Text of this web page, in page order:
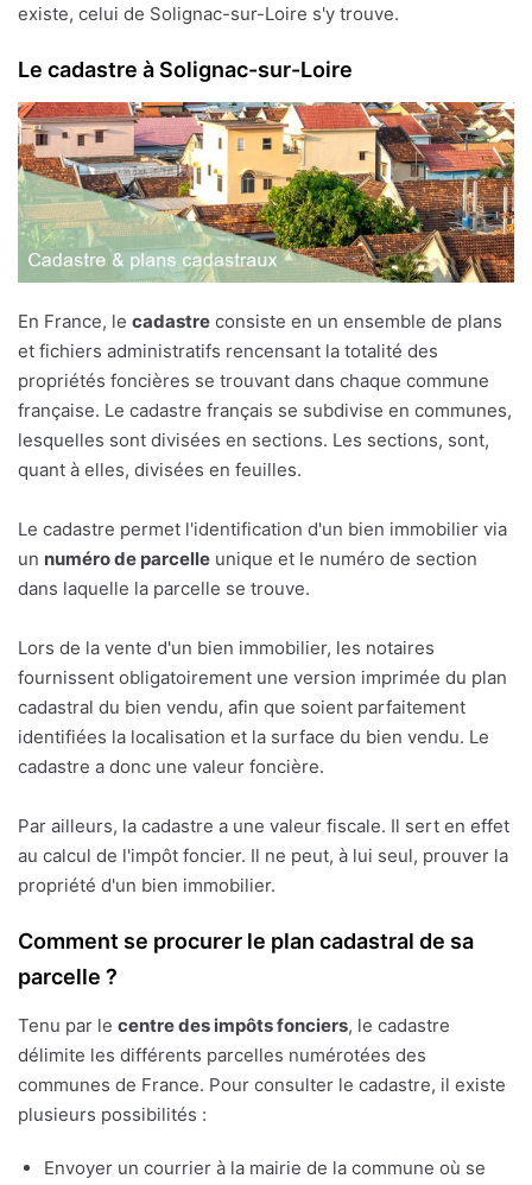
existe, celui de Solignac-sur-Loire s'y trouve.
Le cadastre à Solignac-sur-Loire
En France, le cadastre consiste en un ensemble de plans
et fichiers administratifs rencensant la totalité des
propriétés foncières se trouvant dans chaque commune
française. Le cadastre français se subdivise en communes,
lesquelles sont divisées en sections. Les sections, sont,
quant à elles, divisées en feuilles.
Le cadastre permet l'identification d'un bien immobilier via
un numéro de parcelle unique et le numéro de section
dans laquelle la parcelle se trouve.
Lors de la vente d'un bien immobilier, les notaires
fournissent obligatoirement une version imprimée du plan
cadastral du bien vendu, afin que soient parfaitement
identifiées la localisation et la surface du bien vendu. Le
cadastre a donc une valeur foncière.
Par ailleurs, la cadastre a une valeur fiscale. Il sert en effet
au calcul de l'impôt foncier. Il ne peut, à lui seul, prouver la
propriété d'un bien immobilier.
Comment se procurer le plan cadastral de sa
parcelle ?
Tenu par le centre des impôts fonciers, le cadastre
délimite les différents parcelles numérotées des
communes de France. Pour consulter le cadastre, il existe
plusieurs possibilités :
Envoyer un courrier à la mairie de la commune où se